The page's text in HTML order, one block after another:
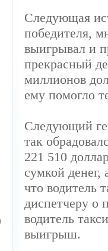
Следующая
победителя,
выигрывал и
прекрасный
миллионов
ему помогло
Следующий
так
221 510
сумкой
что водитель
диспетчеру о
водитель
выигрыш.